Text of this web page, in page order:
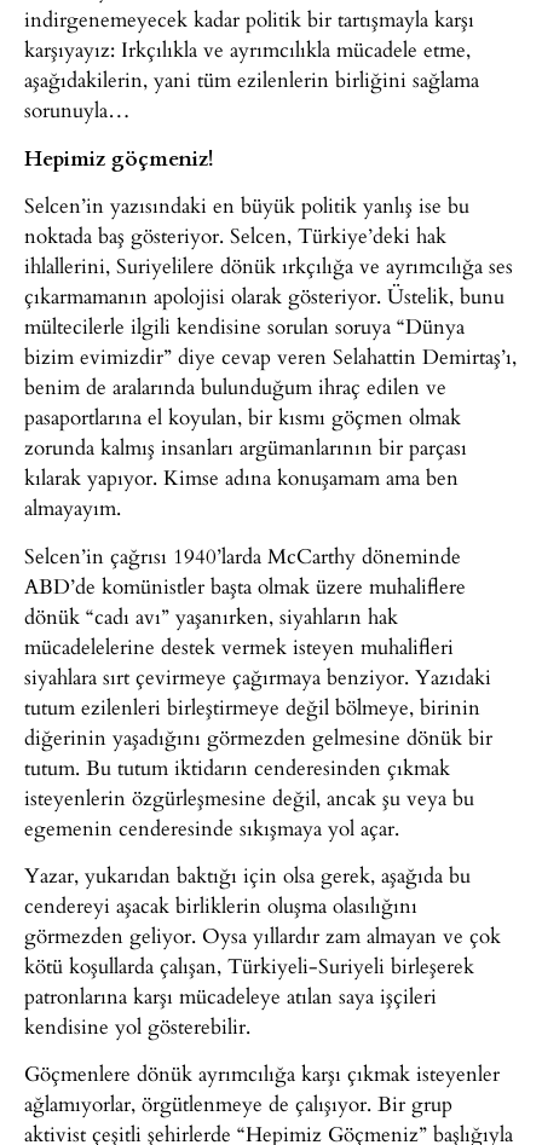
indirgenemeyecek kadar politik bir tartışmayla karşı
karşıyayız: Irkçılıkla ve ayrımcılıkla mücadele etme,
aşağıdakilerin, yani tüm ezilenlerin birliğini sağlama
sorunuyla…
Hepimiz göçmeniz!
Selcen’in yazısındaki en büyük politik yanlış ise bu
noktada baş gösteriyor. Selcen, Türkiye’deki hak
ihlallerini, Suriyelilere dönük ırkçılığa ve ayrımcılığa ses
çıkarmamanın apolojisi olarak gösteriyor. Üstelik, bunu
mültecilerle ilgili kendisine sorulan soruya “Dünya
bizim evimizdir” diye cevap veren Selahattin Demirtaş’ı,
benim de aralarında bulunduğum ihraç edilen ve
pasaportlarına el koyulan, bir kısmı göçmen olmak
zorunda kalmış insanları argümanlarının bir parçası
kılarak yapıyor. Kimse adına konuşamam ama ben
almayayım.
Selcen’in çağrısı 1940’larda McCarthy döneminde
ABD’de komünistler başta olmak üzere muhaliflere
dönük “cadı avı” yaşanırken, siyahların hak
mücadelelerine destek vermek isteyen muhalifleri
siyahlara sırt çevirmeye çağırmaya benziyor. Yazıdaki
tutum ezilenleri birleştirmeye değil bölmeye, birinin
diğerinin yaşadığını görmezden gelmesine dönük bir
tutum. Bu tutum iktidarın cenderesinden çıkmak
isteyenlerin özgürleşmesine değil, ancak şu veya bu
egemenin cenderesinde sıkışmaya yol açar.
Yazar, yukarıdan baktığı için olsa gerek, aşağıda bu
cendereyi aşacak birliklerin oluşma olasılığını
görmezden geliyor. Oysa yıllardır zam almayan ve çok
kötü koşullarda çalışan, Türkiyeli-Suriyeli birleşerek
patronlarına karşı mücadeleye atılan saya işçileri
kendisine yol gösterebilir.
Göçmenlere dönük ayrımcılığa karşı çıkmak isteyenler
ağlamıyorlar, örgütlenmeye de çalışıyor. Bir grup
aktivist çeşitli şehirlerde “Hepimiz Göçmeniz” başlığıyla